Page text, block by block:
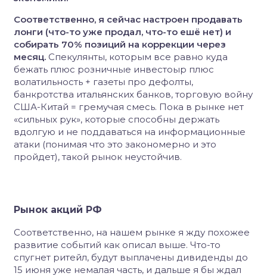
Соответственно, я сейчас настроен продавать
лонги (что-то уже продал, что-то ешё нет) и
собирать 70% позиций на коррекции через
месяц. Спекулянты, которым все равно куда
бежать плюс розничные инвестоыр плюс
волатильность + газеты про дефолты,
банкротства итальянских банков, торговую войну
США-Китай = гремучая смесь. Пока в рынке нет
«сильных рук», которые способны держать
вдолгую и не поддаваться на информационные
атаки (понимая что это закономерно и это
пройдет), такой рынок неустойчив.
Рынок акций РФ
Соответственно, на нашем рынке я жду похожее
развитие событий как описал выше. Что-то
спугнет ритейл, будут выплачены дивиденды до
15 июня уже немалая часть, и дальше я бы ждал